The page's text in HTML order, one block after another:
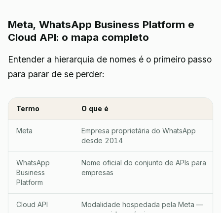
Meta, WhatsApp Business Platform e
Cloud API: o mapa completo
Entender a hierarquia de nomes é o primeiro passo
para parar de se perder:
Termo O que é
Meta
Empresa proprietária do WhatsApp
desde 2014
WhatsApp
Business
Platform
Nome oficial do conjunto de APIs para
empresas
Cloud API
Modalidade hospedada pela Meta —